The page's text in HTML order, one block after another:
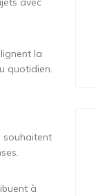
la
quotidien.
souhaitent
à